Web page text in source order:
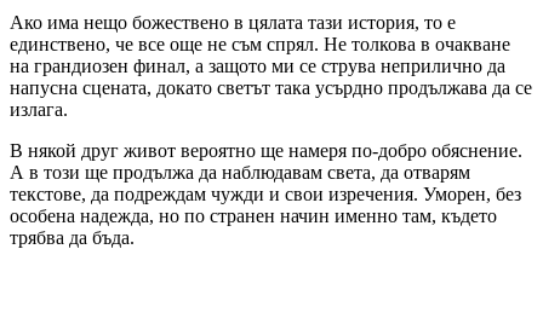
Ако има нещо божествено в цялата тази история, то е
единствено, че все още не съм спрял. Не толкова в очакване
на грандиозен финал, а защото ми се струва неприлично да
напусна сцената, докато светът така усърдно продължава да се
излага.
В някой друг живот вероятно ще намеря по-добро обяснение.
А в този ще продължа да наблюдавам света, да отварям
текстове, да подреждам чужди и свои изречения. Уморен, без
особена надежда, но по странен начин именно там, където
трябва да бъда.